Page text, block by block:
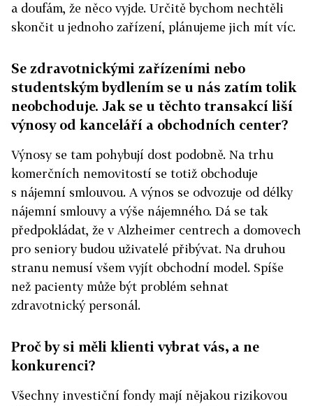
a doufám, že něco vyjde. Určitě bychom nechtěli
skončit u jednoho zařízení, plánujeme jich mít víc.
Se zdravotnickými zařízeními nebo
studentským bydlením se u nás zatím tolik
neobchoduje. Jak se u těchto transakcí liší
výnosy od kanceláří a obchodních center?
Výnosy se tam pohybují dost podobně. Na trhu
komerčních nemovitostí se totiž obchoduje
s nájemní smlouvou. A výnos se odvozuje od délky
nájemní smlouvy a výše nájemného. Dá se tak
předpokládat, že v Alzheimer centrech a domovech
pro seniory budou uživatelé přibývat. Na druhou
stranu nemusí všem vyjít obchodní model. Spíše
než pacienty může být problém sehnat
zdravotnický personál.
Proč by si měli klienti vybrat vás, a ne
konkurenci?
Všechny investiční fondy mají nějakou rizikovou